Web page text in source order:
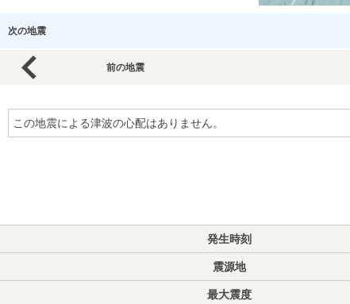
次の地震
前の地震
この地震による津波の心配はありません。
発生時刻
震源地
最大震度